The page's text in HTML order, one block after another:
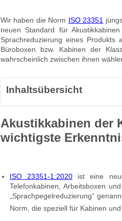
Wir haben die Norm ISO 23351
neuen Standard für
Sprachreduzierung eines
Büroboxen bzw. Kabinen der
wahrscheinlich zwischen ihnen
Inhaltsübersicht
Akustikkabinen der
wichtigste
ISO 23351-1:2020ist eine neue
Telefonkabinen, Arbeitsboxen
„Sprachpegelreduzierung“
Norm, die speziell für Kabinen